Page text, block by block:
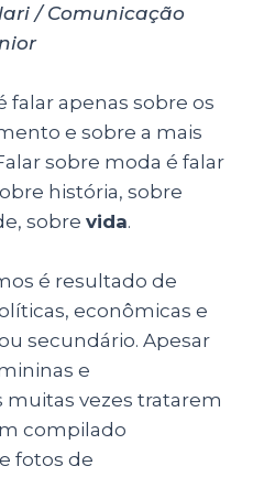
/ Comunicação
falar apenas sobre os
e sobre a mais
sobre moda é falar
história, sobre
sobre vida.
é resultado de
econômicas e
secundário. Apesar
e
vezes tratarem
compilado
e fotos de